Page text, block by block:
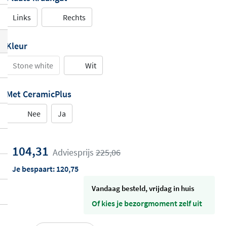
Links Rechts
Kleur
Stone white Wit
Met CeramicPlus
Nee Ja
104,31 Adviesprijs 225,06
Je bespaart: 120,75
vandaag besteld, vrijdag in huis
Of kies je bezorgmoment zelf uit